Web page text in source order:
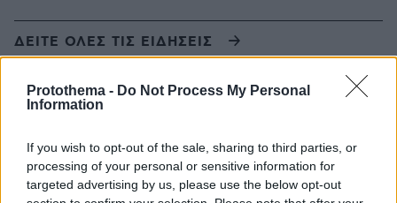
Protothema - Do Not Process My Personal
Information
If you wish to opt-out of the sale, sharing to third parties, or
processing of your personal or sensitive information for
targeted advertising by us, please use the below opt-out
ΔΕΙΤΕ ΟΛΕΣ ΤΙΣ ΕΙΔΗΣΕΙΣ